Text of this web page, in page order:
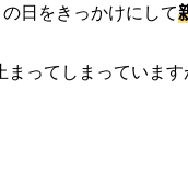
日をきっかけにして
ってしまっていま